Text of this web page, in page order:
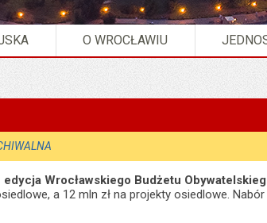
O WROCŁAWIU
edycja Wrocławskiego Budżetu
a 12 mln zł na projekty osiedlowe.